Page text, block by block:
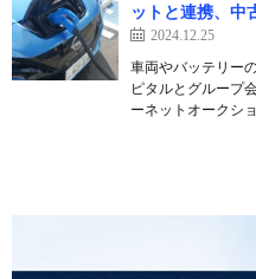
ットと連携、中
2024.12.25
車両やバッテリー
ピタルとグループ
ーネットオークシ